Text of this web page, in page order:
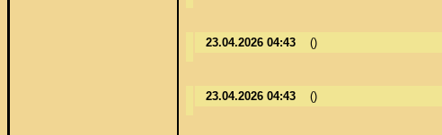
23.04.2026 04:43 ()
23.04.2026 04:43 ()